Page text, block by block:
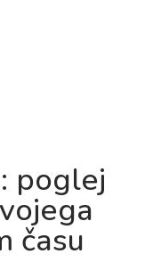
poglej
času